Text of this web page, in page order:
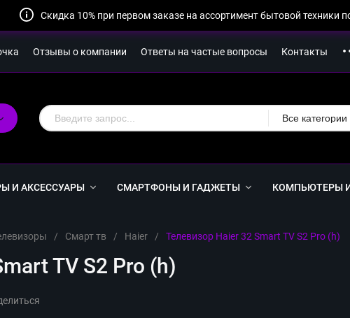
Скидка 10% при первом заказе на ассортимент бытовой техники
Отзывы о компании Ответы на частые вопросы Контакты
Все категории
И АКСЕССУАРЫ СМАРТФОНЫ И ГАДЖЕТЫ КОМПЬЮТЕРЫ
/ Смарт тв / Haier / Телевизор Haier 32 Smart TV S2 Pro (h)
TV S2 Pro (h)